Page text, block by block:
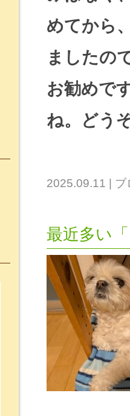
めてから
ましたの
お勧めで
ね。どう
2025.09.11 ブ
最近多い